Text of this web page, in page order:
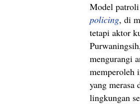
Model
policing, di
tetapi aktor
mengurangi
memperoleh
yang merasa
lingkungan